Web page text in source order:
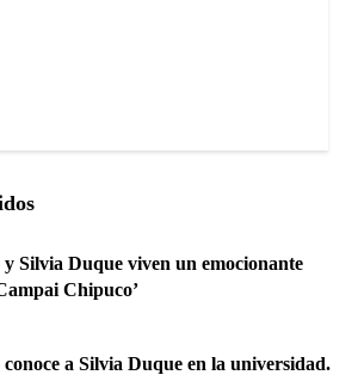
Silvia Duque viven un emocionante
Chipuco’
a Silvia Duque en la universidad.